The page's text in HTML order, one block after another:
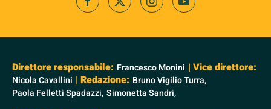
Direttore responsabile: Francesco Monini | Vice direttore:
Nicola Cavallini | Redazione: Bruno Vigilio Turra,
Paola Felletti Spadazzi, Simonetta Sandri,